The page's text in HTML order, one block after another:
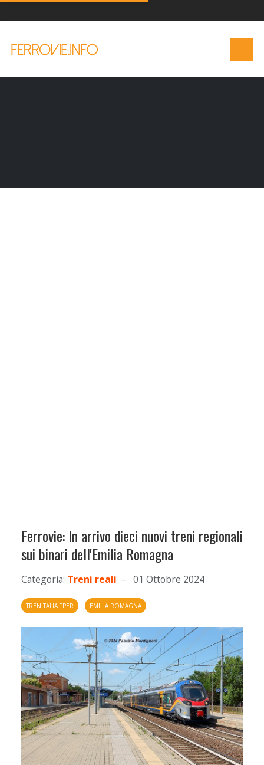
Ferrovie: In arrivo dieci nuovi treni regionali
sui binari dell'Emilia Romagna
Categoria: Treni reali 01 Ottobre 2024
TRENITALIA TPER EMILIA ROMAGNA